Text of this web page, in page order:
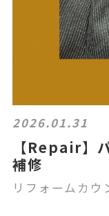
2026.01.31
【Repair】
補修
リフォームカウ